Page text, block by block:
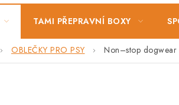
TAMI PŘEPRAVNÍ BOXY
OBLEČKY PRO PSY Non–stop dogwear